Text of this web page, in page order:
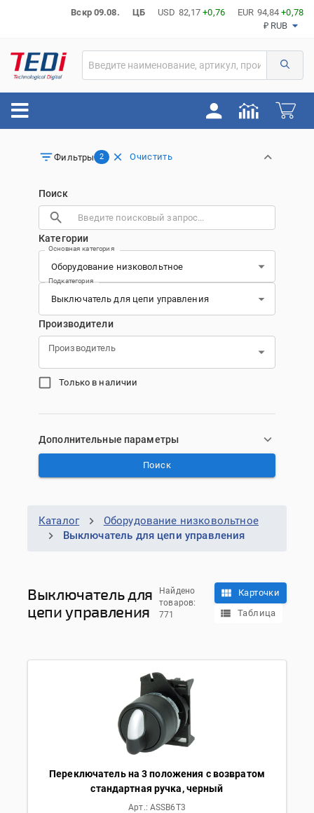
Вскр 09.08. ЦБ USD 82,17 +0,76 EUR 94,84 +0,78
₽ RUB
Фильтры 2 Очистить
Поиск
Категории
Основная категория
Подкатегория
Производители
Производитель
Только в наличии
Дополнительные параметры
Поиск
Каталог
Оборудование низковольтное
Выключатель для цепи управления
Выключатель для
цепи управления
Найдено
товаров:
771
Карточки
Таблица
Переключатель на 3 положения с возвратом
стандартная ручка, черный
Арт.: ASSB6T3